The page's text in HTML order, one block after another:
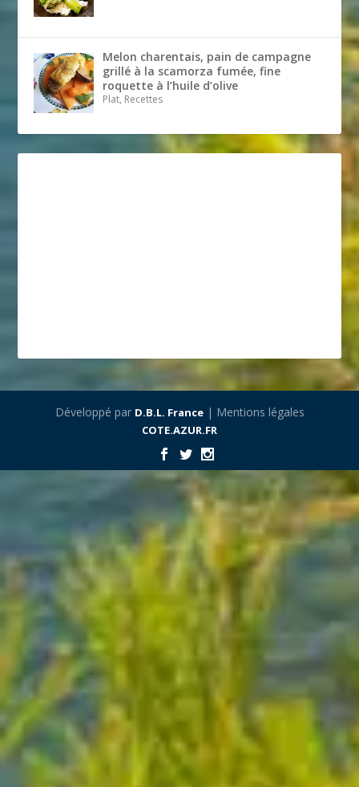
Melon charentais, pain de campagne
grillé à la scamorza fumée, fine
roquette à l’huile d’olive
Plat, Recettes
Développé par D.B.L. France| Mentions légales
COTE.AZUR.FR